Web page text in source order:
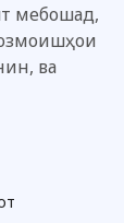
мебошад,
ва